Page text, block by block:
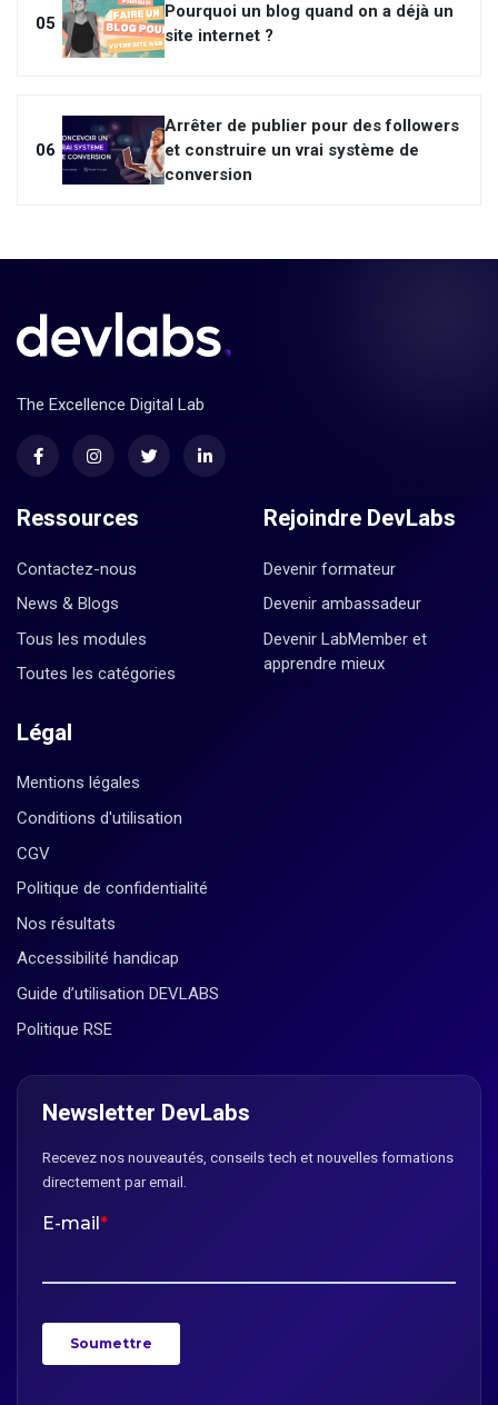
05
Pourquoi un blog quand on a déjà un
site internet ?
06
Arrêter de publier pour des followers
et construire un vrai système de
conversion
The Excellence Digital Lab
Ressources
Contactez-nous
News & Blogs
Tous les modules
Toutes les catégories
Rejoindre DevLabs
Devenir formateur
Devenir ambassadeur
Devenir LabMember et
apprendre mieux
Légal
Mentions légales
Conditions d'utilisation
CGV
Politique de confidentialité
Nos résultats
Accessibilité handicap
Guide d’utilisation DEVLABS
Politique RSE
Newsletter DevLabs
Recevez nos nouveautés, conseils tech et nouvelles formations
directement par email.